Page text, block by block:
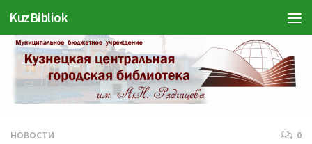
Перейти к содержимому
KuzBibliok
НОВОСТИ 0